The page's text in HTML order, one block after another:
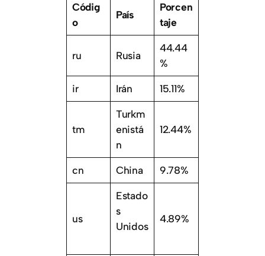
Códig
o
País
Porcen
taje
ru Rusia
44.44
%
ir Irán 15.11%
tm
Turkm
enistá
n
12.44%
cn China 9.78%
us
Estado
s
Unidos
4.89%